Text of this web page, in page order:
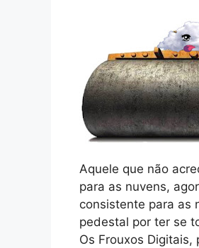
Aquele que não
para as nuvens,
consistente para as
pedestal por ter se
Os Frouxos